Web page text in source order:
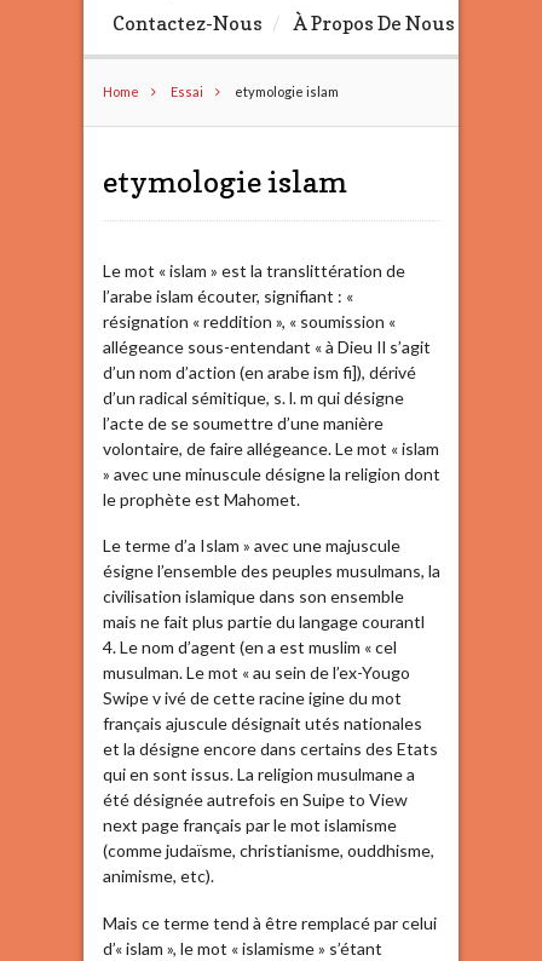
Contactez-Nous
À Propos De Nous
Home Essai etymologie islam
etymologie islam
Le mot « islam » est la translittération de
l’arabe islam écouter, signifiant : «
résignation « reddition », « soumission «
allégeance sous-entendant « à Dieu Il s’agit
d’un nom d’action (en arabe ism fi]), dérivé
d’un radical sémitique, s. l. m qui désigne
l’acte de se soumettre d’une manière
volontaire, de faire allégeance. Le mot « islam
» avec une minuscule désigne la religion dont
le prophète est Mahomet.
Le terme d’a Islam » avec une majuscule
ésigne l’ensemble des peuples musulmans, la
civilisation islamique dans son ensemble
mais ne fait plus partie du langage courantl
4. Le nom d’agent (en a est muslim « cel
musulman. Le mot « au sein de l’ex-Yougo
Swipe v ivé de cette racine igine du mot
français ajuscule désignait utés nationales
et la désigne encore dans certains des Etats
qui en sont issus. La religion musulmane a
été désignée autrefois en Suipe to View
next page français par le mot islamisme
(comme judaïsme, christianisme, ouddhisme,
animisme, etc).
Mais ce terme tend à être remplacé par celui
d’« islam », le mot « islamisme » s’étant